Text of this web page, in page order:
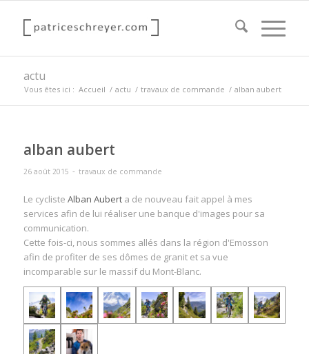
actu
Vous êtes ici : Accueil / actu / travaux de commande / alban aubert
alban aubert
26 août 2015 - travaux de commande
Le cycliste Alban Auberta de nouveau fait appel à mes
services afin de lui réaliser une banque d'images pour sa
communication.
Cette fois-ci, nous sommes allés dans la région d'Emosson
afin de profiter de ses dômes de granit et sa vue
incomparable sur le massif du Mont-Blanc.